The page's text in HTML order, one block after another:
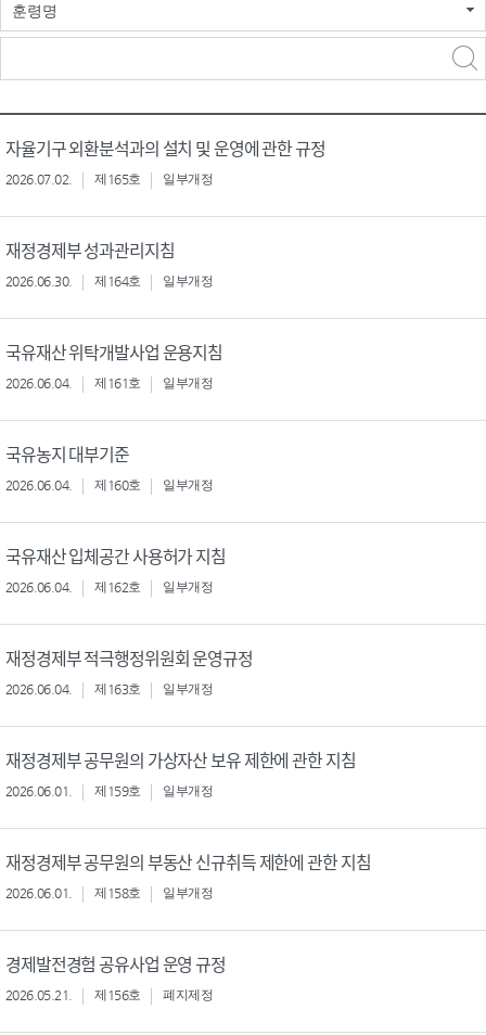
훈령명
자율기구 외환분석과의 설치 및 운영에 관한 규정
2026.07.02. 제165호 일부개정
재정경제부 성과관리지침
2026.06.30. 제164호 일부개정
국유재산 위탁개발사업 운용지침
2026.06.04. 제161호 일부개정
국유농지 대부기준
2026.06.04. 제160호 일부개정
국유재산 입체공간 사용허가 지침
2026.06.04. 제162호 일부개정
재정경제부 적극행정위원회 운영규정
2026.06.04. 제163호 일부개정
재정경제부 공무원의 가상자산 보유 제한에 관한 지침
2026.06.01. 제159호 일부개정
재정경제부 공무원의 부동산 신규취득 제한에 관한 지침
2026.06.01. 제158호 일부개정
경제발전경험 공유사업 운영 규정
2026.05.21. 제156호 폐지제정